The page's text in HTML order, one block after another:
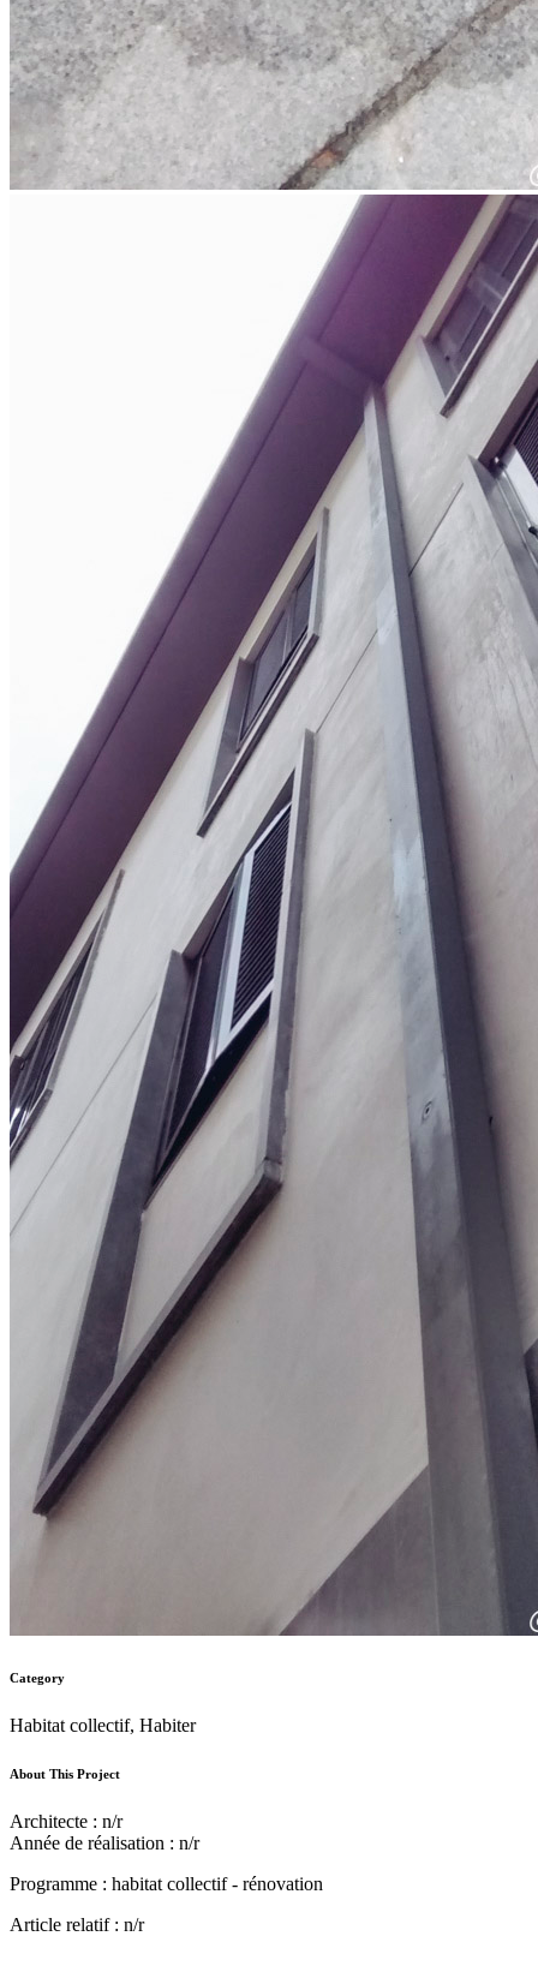
Category
Habitat collectif, Habiter
About This Project
Architecte : n/r
Année de réalisation : n/r
Programme : habitat collectif - rénovation
Article relatif : n/r